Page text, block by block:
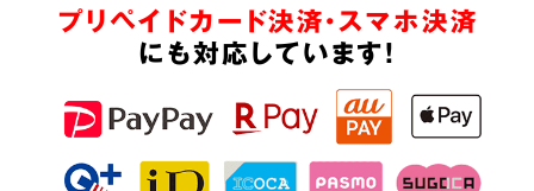
プリペイドカード決済・スマホ決済
にも対応しています!